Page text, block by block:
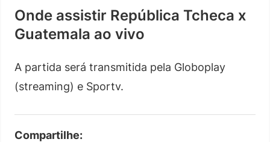
Onde assistir República Tcheca x
Guatemala ao vivo
A partida será transmitida pela Globoplay
(streaming) e Sportv.
Compartilhe: